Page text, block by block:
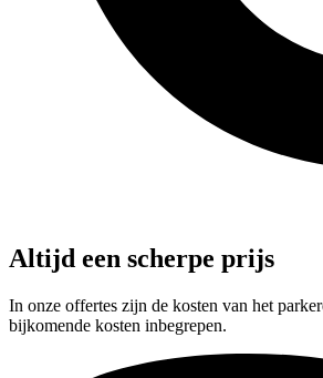
Altijd een scherpe prijs
In onze offertes zijn de kosten van het
bijkomende kosten inbegrepen.